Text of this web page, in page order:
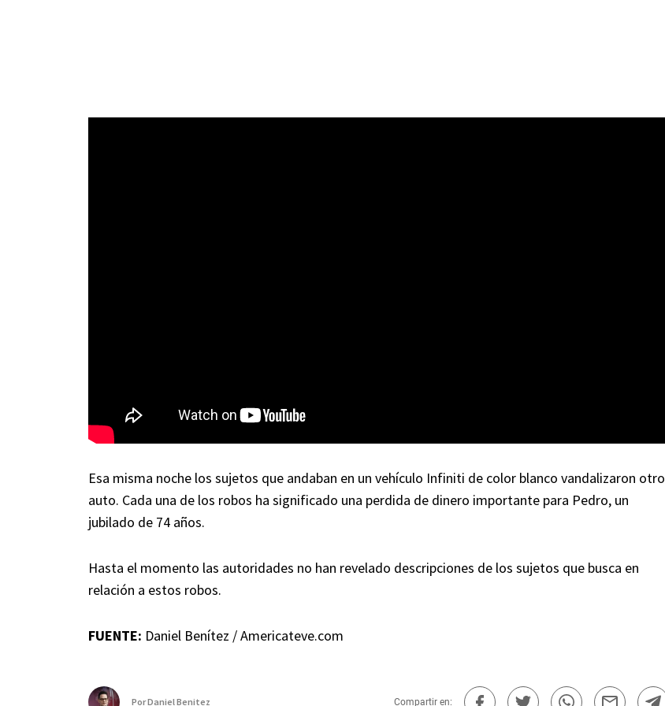
Esa misma noche los sujetos que andaban en un vehículo Infiniti de color blanco vandalizaron otro
auto. Cada una de los robos ha significado una perdida de dinero importante para Pedro, un
jubilado de 74 años.
Hasta el momento las autoridades no han revelado descripciones de los sujetos que busca en
relación a estos robos.
FUENTE: Daniel Benítez / Americateve.com
PorDaniel Benitez Compartir en: